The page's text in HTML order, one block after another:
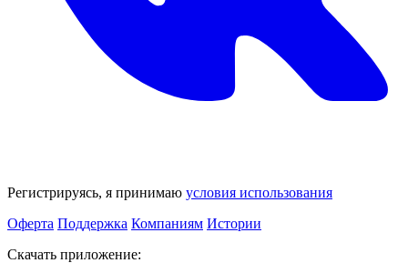
Регистрируясь, я принимаю условия использования
Оферта Поддержка Компаниям Истории
Скачать приложение: